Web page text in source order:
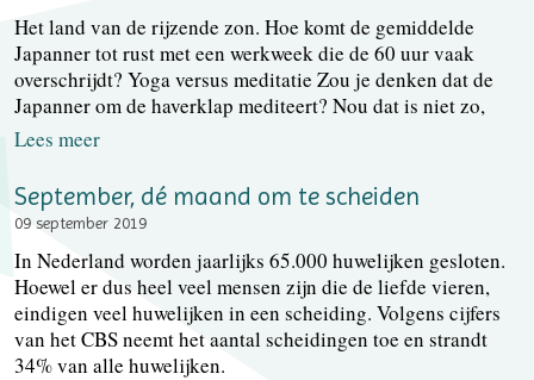
Het land van de rijzende zon. Hoe komt de gemiddelde
Japanner tot rust met een werkweek die de 60 uur vaak
overschrijdt? Yoga versus meditatie Zou je denken dat de
Japanner om de haverklap mediteert? Nou dat is niet zo,
Lees meer
September, dé maand om te scheiden
09 september 2019
In Nederland worden jaarlijks 65.000 huwelijken gesloten.
Hoewel er dus heel veel mensen zijn die de liefde vieren,
eindigen veel huwelijken in een scheiding. Volgens cijfers
van het CBS neemt het aantal scheidingen toe en strandt
34% van alle huwelijken.